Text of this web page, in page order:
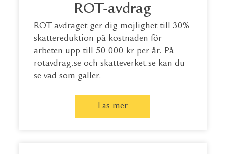
ROT-avdrag
ROT-avdraget ger dig möjlighet till 30%
skattereduktion på kostnaden för
arbeten upp till 50 000 kr per år. På
rotavdrag.se och skatteverket.se kan du
se vad som gäller.
Läs mer